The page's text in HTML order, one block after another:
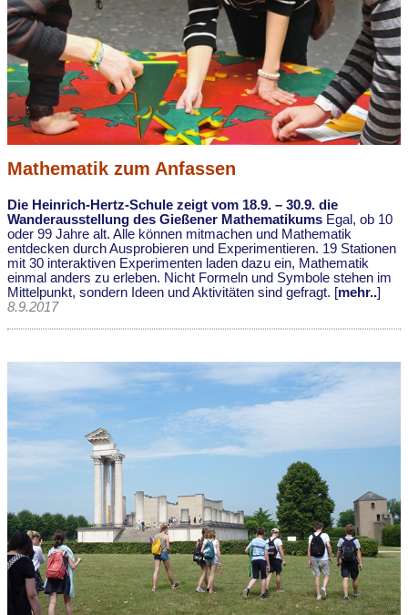
Mathematik zum Anfassen
Die Heinrich-Hertz-Schule zeigt vom 18.9. – 30.9. die
Wanderausstellung des Gießener Mathematikums Egal, ob 10
oder 99 Jahre alt. Alle können mitmachen und Mathematik
entdecken durch Ausprobieren und Experimentieren. 19 Stationen
mit 30 interaktiven Experimenten laden dazu ein, Mathematik
einmal anders zu erleben. Nicht Formeln und Symbole stehen im
Mittelpunkt, sondern Ideen und Aktivitäten sind gefragt. [mehr..]
8.9.2017